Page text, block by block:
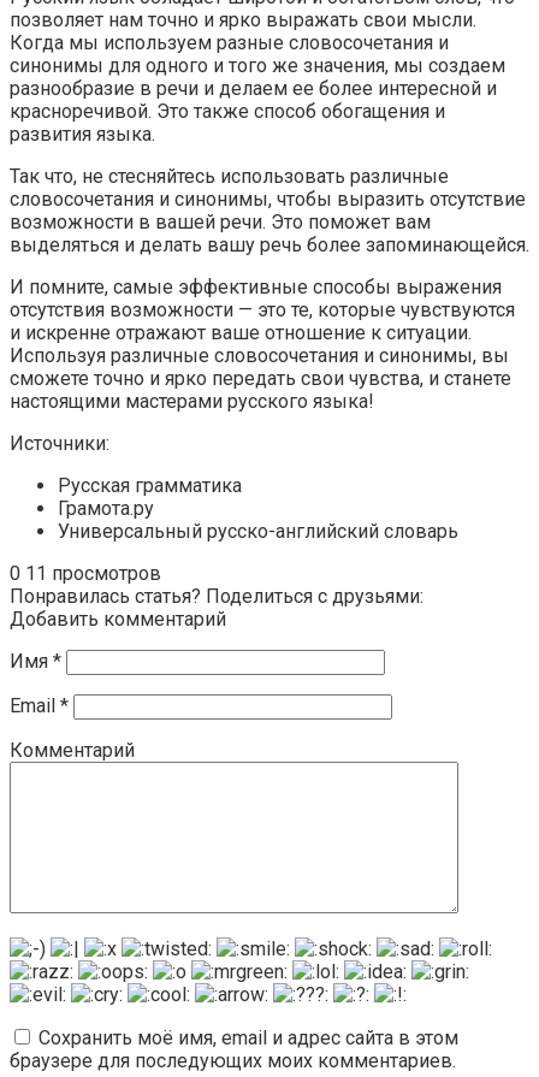
позволяет нам точно и ярко выражать свои мысли.
Когда мы используем разные словосочетания и
синонимы для одного и того же значения, мы создаем
разнообразие в речи и делаем ее более интересной и
красноречивой. Это также способ обогащения и
развития языка.
Так что, не стесняйтесь использовать различные
словосочетания и синонимы, чтобы выразить отсутствие
возможности в вашей речи. Это поможет вам
выделяться и делать вашу речь более запоминающейся.
И помните, самые эффективные способы выражения
отсутствия возможности — это те, которые чувствуются
и искренне отражают ваше отношение к ситуации.
Используя различные словосочетания и синонимы, вы
сможете точно и ярко передать свои чувства, и станете
настоящими мастерами русского языка!
Источники:
Русская грамматика
Грамота.ру
Универсальный русско-английский словарь
0 11 просмотров
Понравилась статья? Поделиться с друзьями:
Добавить комментарий
Имя *
Email *
Комментарий
Сохранить моё имя, email и адрес сайта в этом
браузере для последующих моих комментариев.